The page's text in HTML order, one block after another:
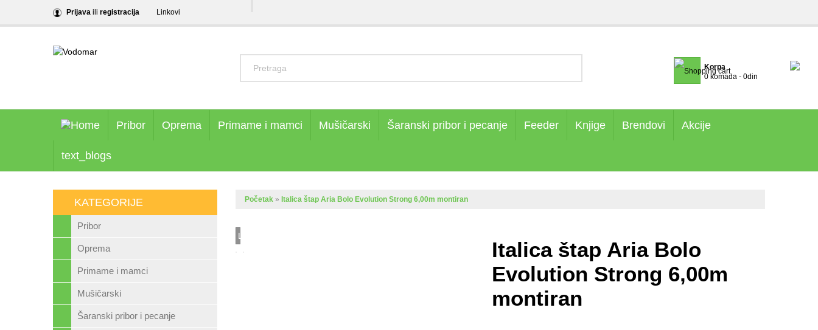
Prijava ili registracija Linkovi
Korpa
0 komada - 0din
Pribor Oprema Primame i mamci Mušičarski Šaranski pribor i pecanje Feeder Knjige Brendovi Akcije
text_blogs
KATEGORIJE
Pribor
Oprema
Primame i mamci
Mušičarski
Šaranski pribor i pecanje
Početak » Italica štap Aria Bolo Evolution Strong 6,00m montiran
Loading...
Italica štap Aria Bolo
Evolution Strong 6,00m
montiran